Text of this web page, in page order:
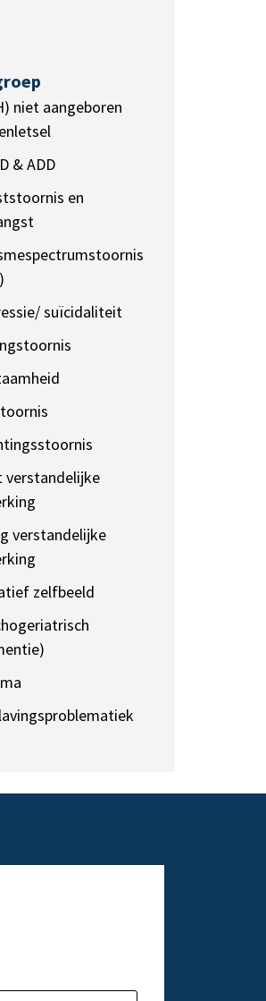
niet aangeboren
& ADD
en
suïcidaliteit
verstandelijke
verstandelijke
zelfbeeld